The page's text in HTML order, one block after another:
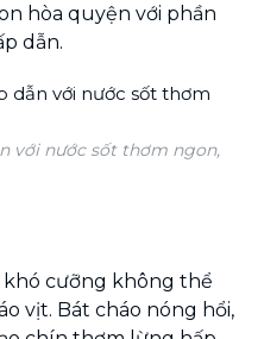
hòa quyện với phần
dẫn.
với nước sốt thơm ngon,
cưỡng không thể
vịt. Bát cháo nóng hổi,